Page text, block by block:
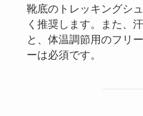
靴底のトレッキングシ
く推奨します。また、
と、体温調節用のフリ
ーは必須です。